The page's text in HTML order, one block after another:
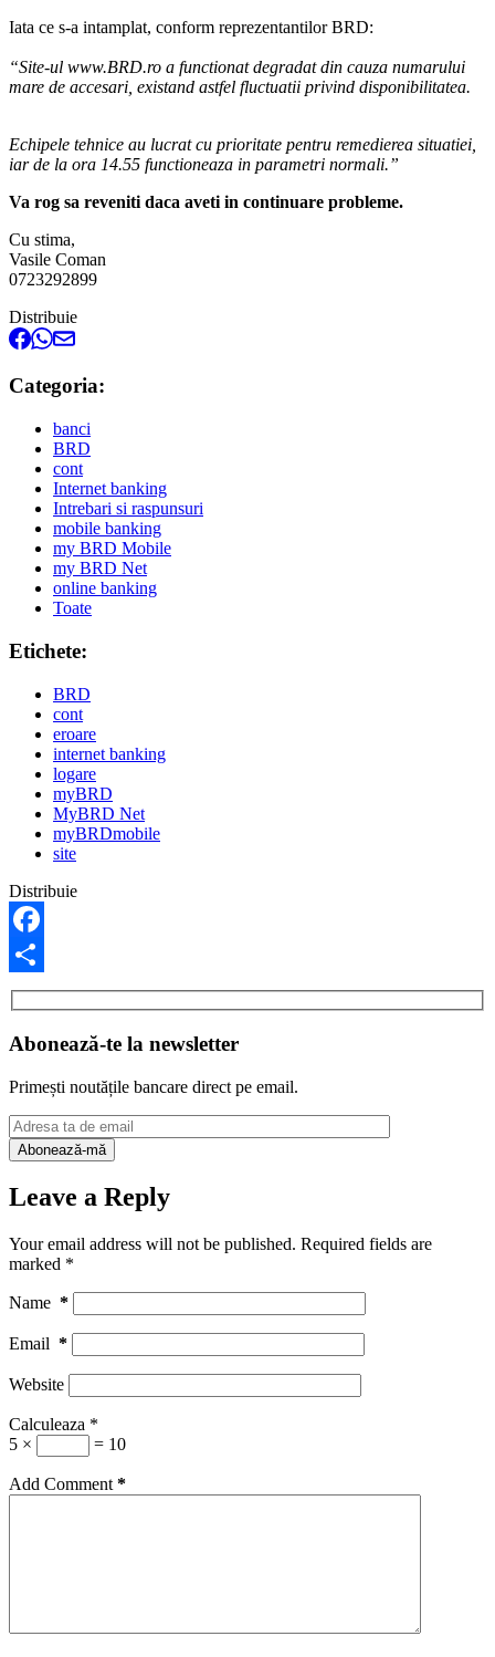
Iata ce s-a intamplat, conform reprezentantilor BRD:
“Site-ul www.BRD.ro a functionat degradat din cauza numarului
mare de accesari, existand astfel fluctuatii privind disponibilitatea.
Echipele tehnice au lucrat cu prioritate pentru remedierea situatiei,
iar de la ora 14.55 functioneaza in parametri normali.”
Va rog sa reveniti daca aveti in continuare probleme.
Cu stima,
Vasile Coman
0723292899
Distribuie
Categoria:
banci
BRD
cont
Internet banking
Intrebari si raspunsuri
mobile banking
my BRD Mobile
my BRD Net
online banking
Toate
Etichete:
BRD
cont
eroare
internet banking
logare
myBRD
MyBRD Net
myBRDmobile
site
Distribuie
Facebook
Share
Abonează-te la newsletter
Primești noutățile bancare direct pe email.
Leave a Reply
Your email address will not be published. Required fields are
marked *
Name *
Email *
Website
Calculeaza *
5 ×
= 10
Add Comment *